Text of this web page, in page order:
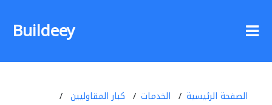
Buildeey
الصفحة الرئيسية الخدمات
كبار المقاوليين